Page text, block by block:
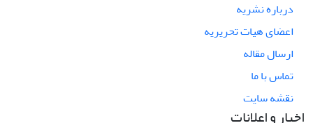
درباره نشریه
اعضای هیات تحریریه
ارسال مقاله
تماس با ما
نقشه سایت
اخبار و اعلانات